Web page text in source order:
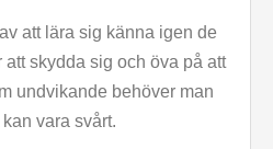
att lära sig känna igen de
skydda sig och öva på att
undvikande behöver man
vara svårt.